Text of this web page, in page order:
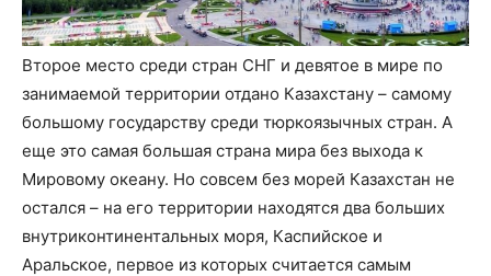
Второе место среди стран СНГ и девятое в мире по
занимаемой территории отдано Казахстану – самому
большому государству среди тюркоязычных стран. А
еще это самая большая страна мира без выхода к
Мировому океану. Но совсем без морей Казахстан не
остался – на его территории находятся два больших
внутриконтинентальных моря, Каспийское и
Аральское, первое из которых считается самым